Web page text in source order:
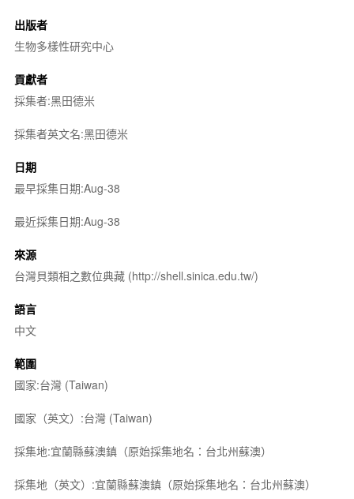
出版者
生物多樣性研究中心
貢獻者
採集者:黑田德米
採集者英文名:黑田德米
日期
最早採集日期:Aug-38
最近採集日期:Aug-38
來源
台灣貝類相之數位典藏 (http://shell.sinica.edu.tw/)
語言
中文
範圍
國家:台灣 (Taiwan)
國家（英文）:台灣 (Taiwan)
採集地:宜蘭縣蘇澳鎮（原始採集地名：台北州蘇澳）
採集地（英文）:宜蘭縣蘇澳鎮（原始採集地名：台北州蘇澳）